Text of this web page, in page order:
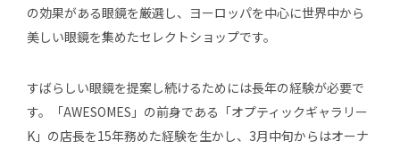
の効果がある眼鏡を厳選し、ヨーロッパを中心に世界中から
美しい眼鏡を集めたセレクトショップです。
すばらしい眼鏡を提案し続けるためには長年の経験が必要で
す。「AWESOMES」の前身である「オプティックギャラリー
K」の店長を15年務めた経験を生かし、3月中旬からはオーナ